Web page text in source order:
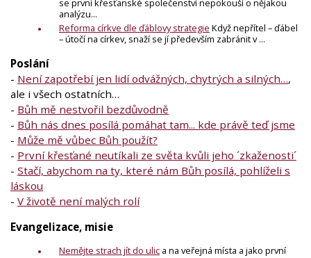
se první křesťanské společenství nepokouší o nějakou
analýzu...
Reforma církve dle ďáblovy strategie Když nepřítel – ďábel
– útočí na církev, snaží se jí především zabránit v ...
Poslání
- Není zapotřebí jen lidí odvážných, chytrých a silných…,
ale i všech ostatních…
- Bůh mě nestvořil bezdůvodně
- Bůh nás dnes posílá pomáhat tam... kde právě teď jsme
- Může mě vůbec Bůh použít?
- První křesťané neutíkali ze světa kvůli jeho ´zkaženosti´
- Stačí, abychom na ty, které nám Bůh posílá, pohlíželi s
láskou
- V životě není malých rolí
Evangelizace, misie
Nemějte strach jít do ulic a na veřejná místa a jako první